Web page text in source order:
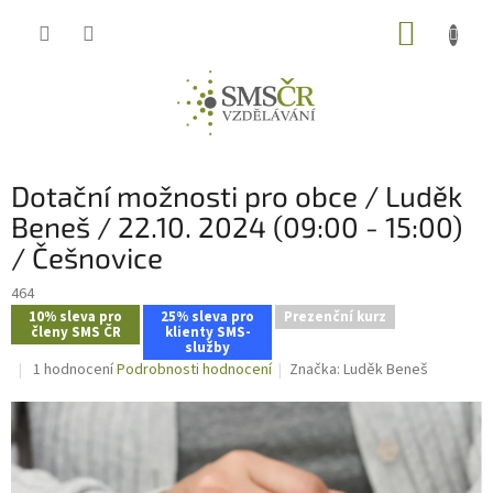
Dotační možnosti pro obce / Luděk
Beneš / 22.10. 2024 (09:00 - 15:00)
/ Češnovice
464
10% sleva pro
členy SMS ČR
25% sleva pro
klienty SMS-
služby
Prezenční kurz
Průměrné
je
z
1 hodnoceníPodrobnosti hodnocení Značka:Luděk Beneš